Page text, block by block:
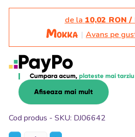
de la 10,02 RON /
Avans pe
Cumpara acum, plateste mai tarziu
Afiseaza mai mult
Cod produs - SKU DJ06642